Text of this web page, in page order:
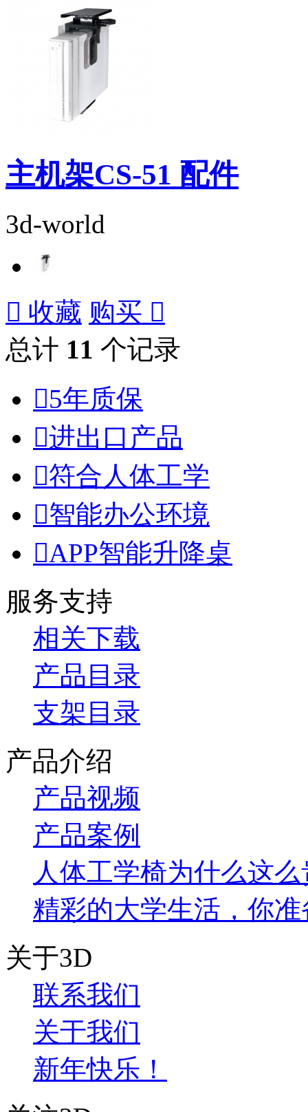
主机架CS-51 配件
3d-world
 收藏 购买 
总计 11 个记录
5年质保
进出口产品
符合人体工学
智能办公环境
APP智能升降桌
服务支持
相关下载
产品目录
支架目录
产品介绍
产品视频
产品案例
人体工学椅为什么这
精彩的大学生活，你
关于3D
联系我们
关于我们
新年快乐！